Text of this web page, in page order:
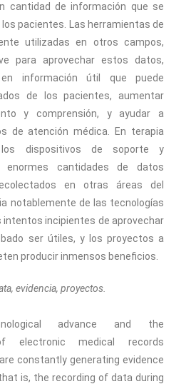
cantidad de información que se
pacientes. Las herramientas de
utilizadas en otros campos,
para aprovechar estos datos,
en información útil que puede
de los pacientes, aumentar
y comprensión, y ayudar a
de atención médica. En terapia
los dispositivos de soporte y
enormes cantidades de datos
en otras áreas del
notablemente de las tecnologías
intentos incipientes de aprovechar
ser útiles, y los proyectos a
producir inmensos beneficios.
evidencia, proyectos.
advance and the
electronic medical records
constantly generating evidence
is, the recording of data during